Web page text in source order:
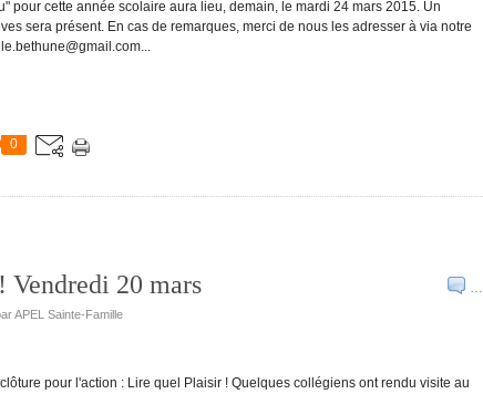
pour cette année scolaire aura lieu, demain, le mardi 24 mars 2015. Un
sera présent. En cas de remarques, merci de nous les adresser à via notre
0
…
20 mars
APEL Sainte-Famille
pour l'action : Lire quel Plaisir ! Quelques collégiens ont rendu visite au